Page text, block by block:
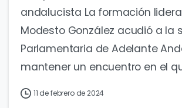
andalucista La formación
Modesto González acudió a la
Parlamentaria de Adelante
mantener un encuentro en el
11 de febrero de 2024